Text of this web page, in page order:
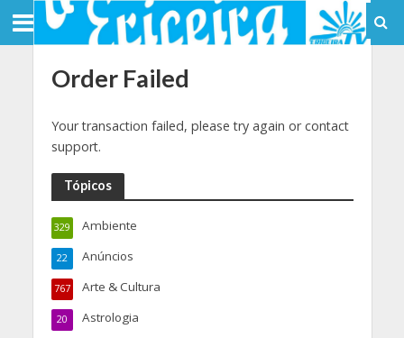
Order Failed
Your transaction failed, please try again or contact
support.
Tópicos
Ambiente
329
Anúncios
22
Arte & Cultura
767
Astrologia
20